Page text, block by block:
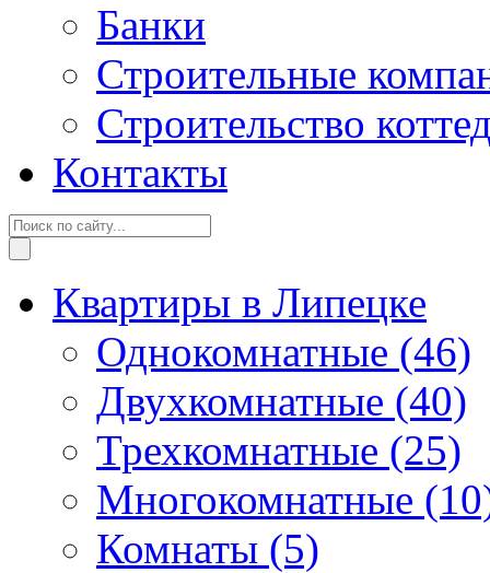
Банки
Строительные
Строительство
Контакты
Квартиры в Липецке
Однокомнатные (46)
Двухкомнатные (40)
Трехкомнатные (25)
Многокомнатные
Комнаты (5)